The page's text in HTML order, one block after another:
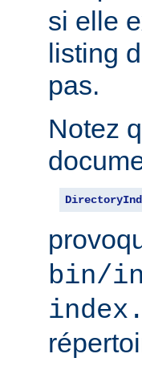
si elle
listing
pas.
Notez
bin/